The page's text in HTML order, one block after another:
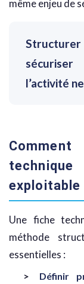
même enjeu de
l’activité
exploitable
Une fiche
méthode
essentielles :
Définir